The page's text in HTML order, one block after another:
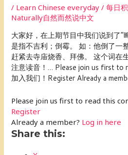
/ Learn Chinese everyday / 每日
Naturally自然而然说中文
大家好，在上期节目中我们说到了“
是指不吉利；倒霉。 如：他倒了一
赶紧去寺庙烧香、拜佛。 这个词在
注意读音！… Please join us first to
加入我们！Register Already a
Please join us first to read this
Register
Already a member? Log in here
Share this: